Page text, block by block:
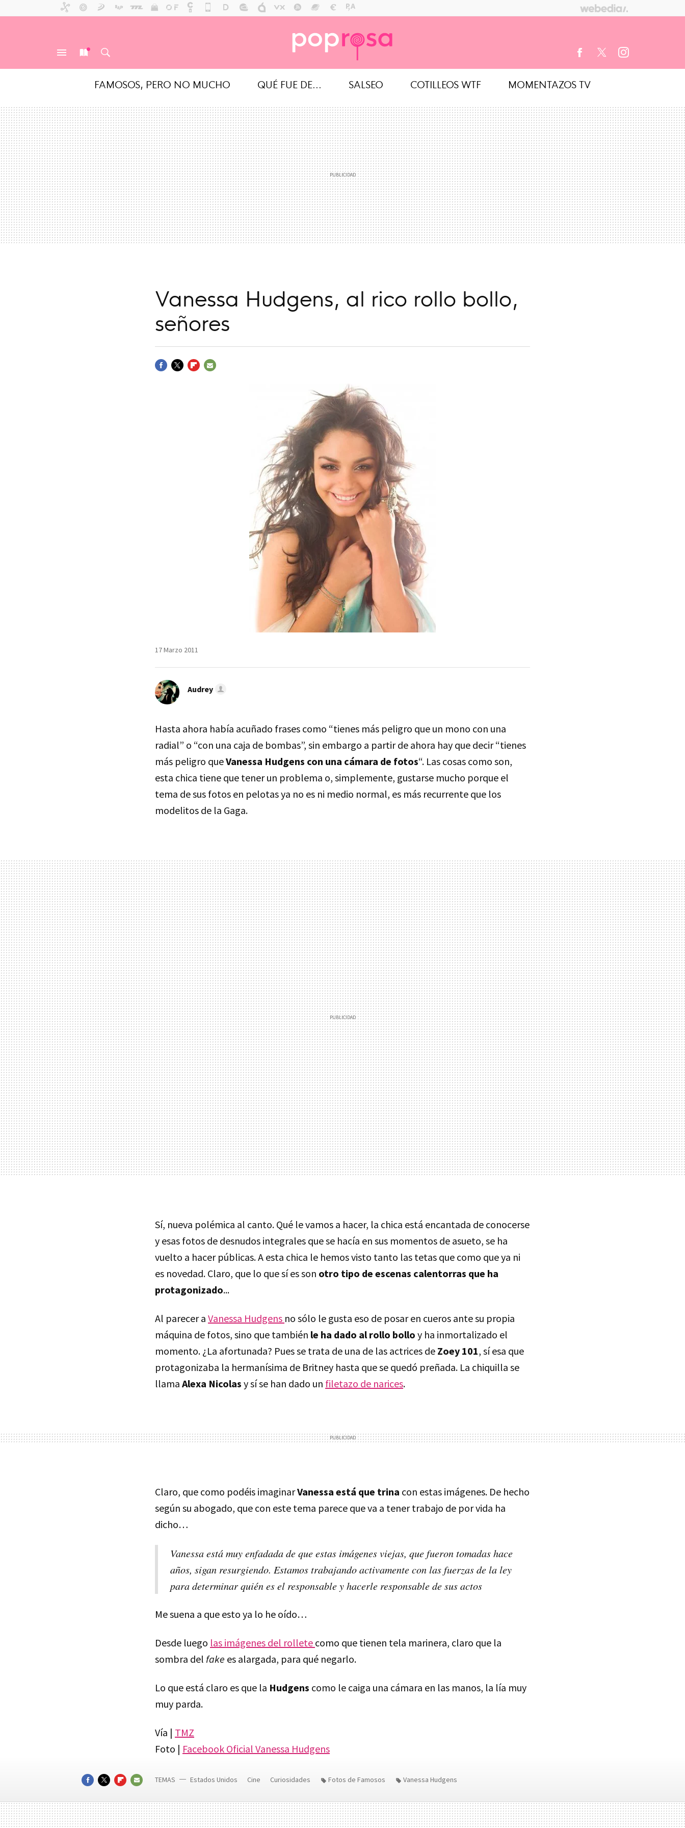
FAMOSOS, PERO NO MUCHO QUÉ FUE DE... SALSEO COTILLEOS WTF MOMENTAZOS TV
Vanessa Hudgens, al rico rollo bollo,
señores
17 Marzo 2011
Audrey
Hasta ahora había acuñado frases como “tienes más peligro que un mono con una
radial” o “con una caja de bombas”, sin embargo a partir de ahora hay que decir “tienes
más peligro queVanessa Hudgens con una cámara de fotos“. Las cosas como son,
esta chica tiene que tener un problema o, simplemente, gustarse mucho porque el
tema de sus fotos en pelotas ya no es ni medio normal, es más recurrente que los
modelitos de la Gaga.
Sí, nueva polémica al canto. Qué le vamos a hacer, la chica está encantada de conocerse
y esas fotos de desnudos integrales que se hacía en sus momentos de asueto, se ha
vuelto a hacer públicas. A esta chica le hemos visto tanto las tetas que como que ya ni
es novedad. Claro, que lo que sí es son otro tipo de escenas calentorras que ha
protagonizado...
Al parecer a Vanessa Hudgens no sólo le gusta eso de posar en cueros ante su propia
máquina de fotos, sino que también le ha dado al rollo bollo y ha inmortalizado el
momento. ¿La afortunada? Pues se trata de una de las actrices de Zoey 101, sí esa que
protagonizaba la hermanísima de Britney hasta que se quedó preñada. La chiquilla se
llama Alexa Nicolas y sí se han dado un filetazo de narices.
Claro, que como podéis imaginarVanessa está que trina con estas imágenes. De hecho
según su abogado, que con este tema parece que va a tener trabajo de por vida ha
dicho…
Vanessa está muy enfadada de que estas imágenes viejas, que fueron tomadas hace
años, sigan resurgiendo. Estamos trabajando activamente con las fuerzas de la ley
para determinar quién es el responsable y hacerle responsable de sus actos
Me suena a que esto ya lo he oído…
Desde luego las imágenes del rollete como que tienen tela marinera, claro que la
sombra del fake es alargada, para qué negarlo.
Lo que está claro es que la Hudgens como le caiga una cámara en las manos, la lía muy
muy parda.
Vía | TMZ
Foto | Facebook Oficial Vanessa Hudgens
MAIL
TEMAS Estados Unidos Cine Curiosidades Fotos de Famosos Vanessa Hudgens